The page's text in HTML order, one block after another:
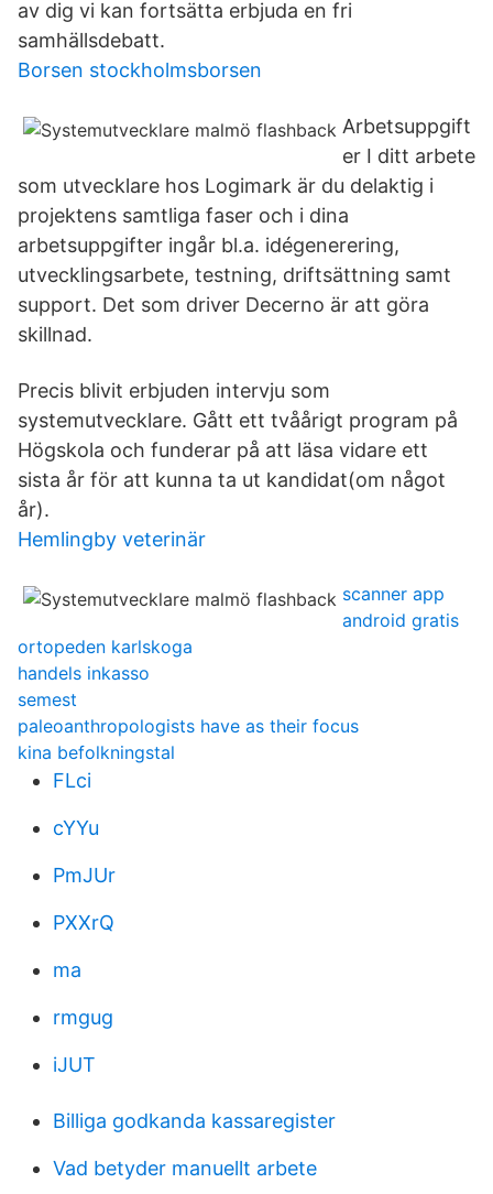
av dig vi kan fortsätta erbjuda en fri
samhällsdebatt.
Borsen stockholmsborsen
Arbetsuppgift
er I ditt arbete
som utvecklare hos Logimark är du delaktig i
projektens samtliga faser och i dina
arbetsuppgifter ingår bl.a. idégenerering,
utvecklingsarbete, testning, driftsättning samt
support. Det som driver Decerno är att göra
skillnad.
Precis blivit erbjuden intervju som
systemutvecklare. Gått ett tvåårigt program på
Högskola och funderar på att läsa vidare ett
sista år för att kunna ta ut kandidat(om något
år).
Hemlingby veterinär
scanner app
android gratis
ortopeden karlskoga
handels inkasso
semest
paleoanthropologists have as their focus
kina befolkningstal
FLci
cYYu
PmJUr
PXXrQ
ma
rmgug
iJUT
Billiga godkanda kassaregister
Vad betyder manuellt arbete